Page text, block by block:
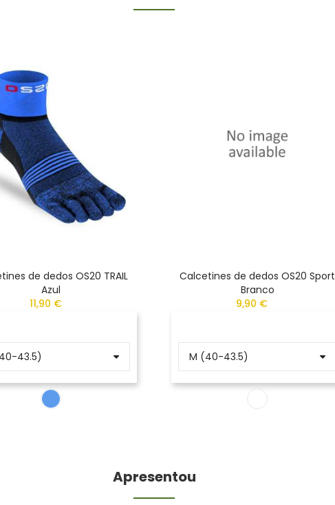
de dedos OS20 TRAIL
Azul
11,90 €
Calcetines de dedos OS20 Sport
Branco
9,90 €
Apresentou